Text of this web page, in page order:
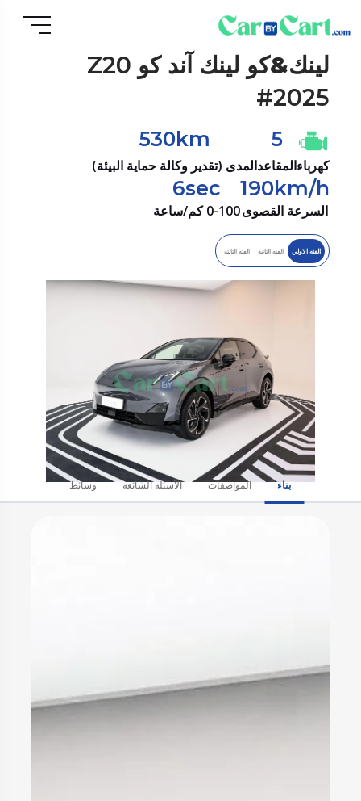
لينك&كو
لينك آند كو Z20
#2025
كهرباء
5
المقاعد
530km
المدى (تقدير وكالة حماية البيئة)
190km/h
السرعة القصوى
6sec
0-100 كم/ساعة
الفئة الاولي الفئة الثانية الفئة الثالثة
بناء المواصفات الأسئلة الشائعة وسائط